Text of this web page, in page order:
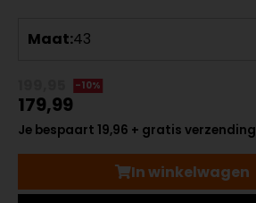
Maat:43
-10%
179,99
Je bespaart 19,96 + gratis verzending
In winkelwagen